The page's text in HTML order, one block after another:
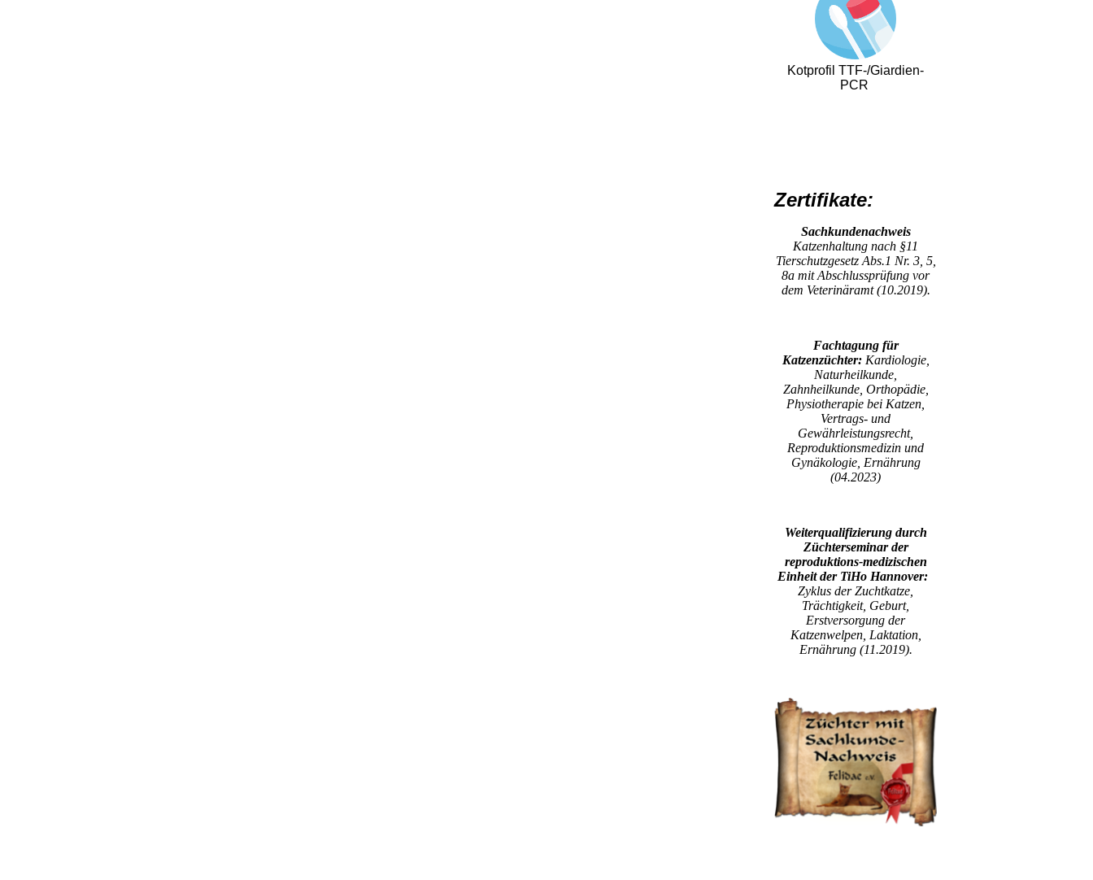
Kotprofil TTF-/Giardien-
PCR
Zertifikate:
Sachkundenachweis
Katzenhaltung nach §11
Tierschutzgesetz Abs.1 Nr. 3, 5,
8a mit Abschlussprüfung vor
dem Veterinäramt (10.2019).
Fachtagung für
Katzenzüchter:Kardiologie,
Naturheilkunde,
Zahnheilkunde, Orthopädie,
Physiotherapie bei Katzen,
Vertrags- und
Gewährleistungsrecht,
Reproduktionsmedizin und
Gynäkologie, Ernährung
(04.2023)
Weiterqualifizierung durch
Züchterseminar der
reproduktions-medizischen
Einheit der TiHo Hannover:
Zyklus der Zuchtkatze,
Trächtigkeit, Geburt,
Erstversorgung der
Katzenwelpen, Laktation,
Ernährung (11.2019).